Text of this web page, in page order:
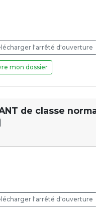
l'arrêté d'ouverture
mon dossier
de classe
l'arrêté d'ouverture